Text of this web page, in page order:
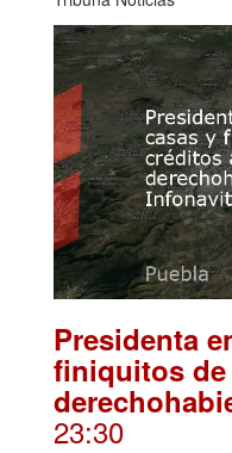
Presidenta
finiquitos
23:30